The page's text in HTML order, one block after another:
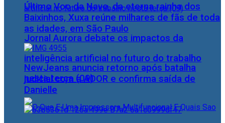
Jornal Aurora debate os impactos da
inteligência artificial no futuro do trabalho
nesta terça (09)
Último Voo da Nave, da eterna rainha dos
Baixinhos, Xuxa reúne milhares de fãs de toda
as idades, em São Paulo
NewJeans anuncia retorno após batalha
judicial com a ADOR e confirma saída de
Danielle